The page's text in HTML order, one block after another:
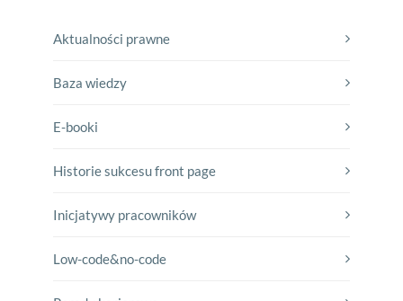
Aktualności prawne
Baza wiedzy
E-booki
Historie sukcesu front page
Inicjatywy pracowników
Low-code&no-code